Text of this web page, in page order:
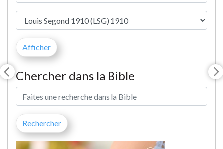
Chercher dans la Bible